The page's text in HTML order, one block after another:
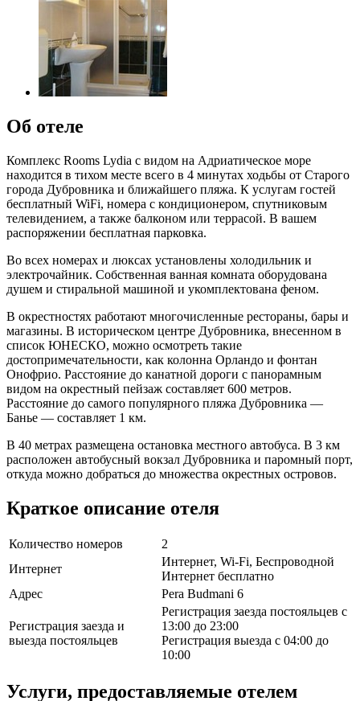
Об отеле
Комплекс Rooms Lydia с видом на Адриатическое море
находится в тихом месте всего в 4 минутах ходьбы от Старого
города Дубровника и ближайшего пляжа. К услугам гостей
бесплатный WiFi, номера с кондиционером, спутниковым
телевидением, а также балконом или террасой. В вашем
распоряжении бесплатная парковка.
Во всех номерах и люксах установлены холодильник и
электрочайник. Собственная ванная комната оборудована
душем и стиральной машиной и укомплектована феном.
В окрестностях работают многочисленные рестораны, бары и
магазины. В историческом центре Дубровника, внесенном в
список ЮНЕСКО, можно осмотреть такие
достопримечательности, как колонна Орландо и фонтан
Онофрио. Расстояние до канатной дороги с панорамным
видом на окрестный пейзаж составляет 600 метров.
Расстояние до самого популярного пляжа Дубровника —
Банье — составляет 1 км.
В 40 метрах размещена остановка местного автобуса. В 3 км
расположен автобусный вокзал Дубровника и паромный порт,
откуда можно добраться до множества окрестных островов.
Краткое описание отеля
Количество номеров
2
Интернет
Интернет, Wi-Fi, Беспроводной
Интернет бесплатно
Адрес
Pera Budmani 6
Регистрация заезда и
выезда постояльцев
Регистрация заезда постояльцев с
13:00 до 23:00
Регистрация выезда с 04:00 до
10:00
Услуги, предоставляемые отелем